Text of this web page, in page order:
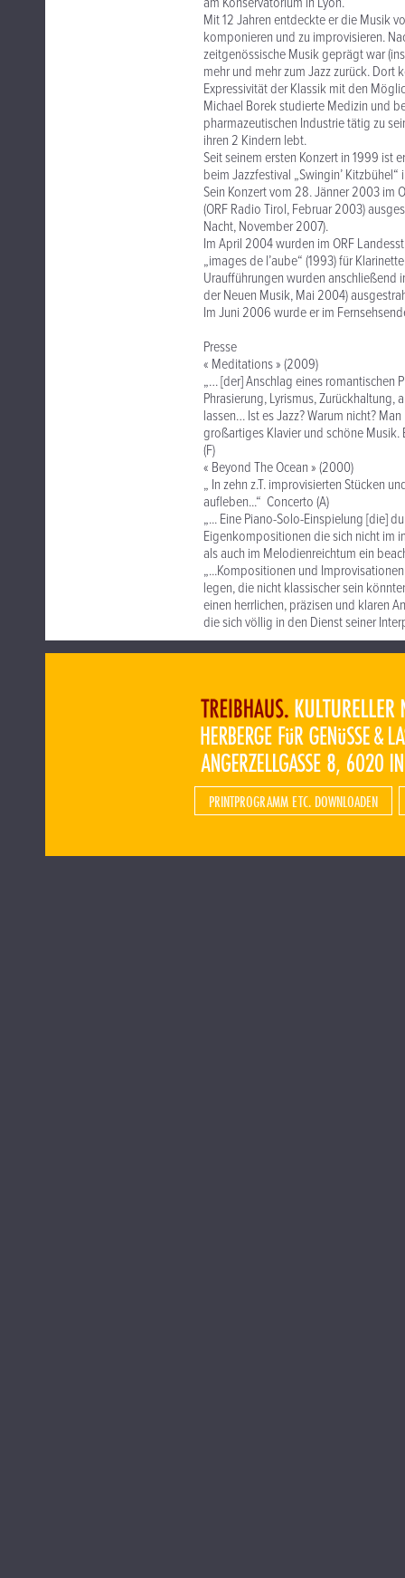
Mit 12 Jahren entdeckte er die Musik
komponieren und zu improvisieren.
zeitgenössische Musik geprägt war
mehr und mehr zum Jazz zurück.
Expressivität der Klassik mit den
Michael Borek studierte Medizin und
pharmazeutischen Industrie tätig zu
ihren 2 Kindern lebt.
Seit seinem ersten Konzert in 1999 ist
beim Jazzfestival „Swingin’
Sein Konzert vom 28. Jänner 2003 im
(ORF Radio Tirol, Februar 2003)
Nacht, November 2007).
Im April 2004 wurden im ORF
„images de l’aube“ (1993) für
Uraufführungen wurden anschließend
der Neuen Musik, Mai 2004)
Im Juni 2006 wurde er im
Presse
« Meditations » (2009)
„… [der] Anschlag eines romantischen
Phrasierung, Lyrismus,
lassen… Ist es Jazz? Warum nicht?
großartiges Klavier und schöne Musik.
(F)
« Beyond The Ocean » (2000)
„ In zehn z.T. improvisierten Stücken
aufleben...“ Concerto (A)
„... Eine Piano-Solo-Einspielung [die]
Eigenkompositionen die sich nicht im
als auch im Melodienreichtum ein
„...Kompositionen und
legen, die nicht klassischer sein
einen herrlichen, präzisen und klaren
die sich völlig in den Dienst seiner
PRINTPROGRAMM ETC. DOWNLOADEN